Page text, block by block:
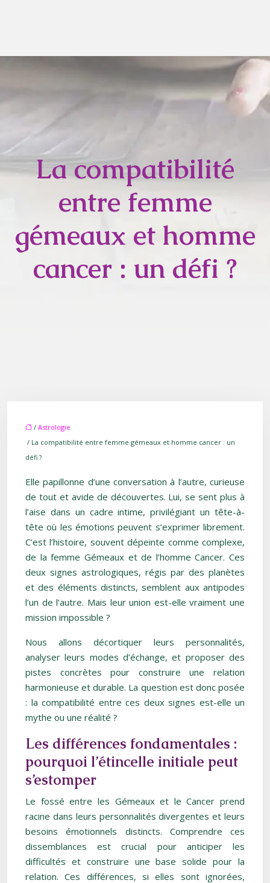
La compatibilité
entre femme
gémeaux et homme
cancer : un défi ?
/ Astrologie
/ La compatibilité entre femme gémeaux et homme cancer : un
défi ?
Elle papillonne d’une conversation à l’autre, curieuse
de tout et avide de découvertes. Lui, se sent plus à
l’aise dans un cadre intime, privilégiant un tête-à-
tête où les émotions peuvent s’exprimer librement.
C’est l’histoire, souvent dépeinte comme complexe,
de la femme Gémeaux et de l’homme Cancer. Ces
deux signes astrologiques, régis par des planètes
et des éléments distincts, semblent aux antipodes
l’un de l’autre. Mais leur union est-elle vraiment une
mission impossible ?
Nous allons décortiquer leurs personnalités,
analyser leurs modes d’échange, et proposer des
pistes concrètes pour construire une relation
harmonieuse et durable. La question est donc posée
: la compatibilité entre ces deux signes est-elle un
mythe ou une réalité ?
Les différences fondamentales :
pourquoi l’étincelle initiale peut
s’estomper
Le fossé entre les Gémeaux et le Cancer prend
racine dans leurs personnalités divergentes et leurs
besoins émotionnels distincts. Comprendre ces
dissemblances est crucial pour anticiper les
difficultés et construire une base solide pour la
relation. Ces différences, si elles sont ignorées,